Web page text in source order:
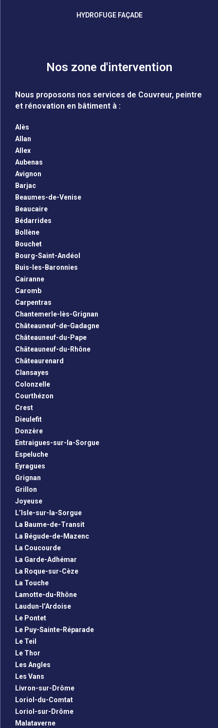
HYDROFUGE FAÇADE
Nos zone d'intervention
Nous proposons nos services de Couvreur, peintre
et rénovation en bâtiment à :
Alès
Allan
Allex
Aubenas
Avignon
Barjac
Beaumes-de-Venise
Beaucaire
Bédarrides
Bollène
Bouchet
Bourg-Saint-Andéol
Buis-les-Baronnies
Cairanne
Caromb
Carpentras
Chantemerle-lès-Grignan
Châteauneuf-de-Gadagne
Châteauneuf-du-Pape
Châteauneuf-du-Rhône
Châteaurenard
Clansayes
Colonzelle
Courthézon
Crest
Dieulefit
Donzère
Entraigues-sur-la-Sorgue
Espeluche
Eyragues
Grignan
Grillon
Joyeuse
L’Isle-sur-la-Sorgue
La Baume-de-Transit
La Bégude-de-Mazenc
La Coucourde
La Garde-Adhémar
La Roque-sur-Cèze
La Touche
Lamotte-du-Rhône
Laudun-l’Ardoise
Le Pontet
Le Puy-Sainte-Réparade
Le Teil
Le Thor
Les Angles
Les Vans
Livron-sur-Drôme
Loriol-du-Comtat
Loriol-sur-Drôme
Malataverne